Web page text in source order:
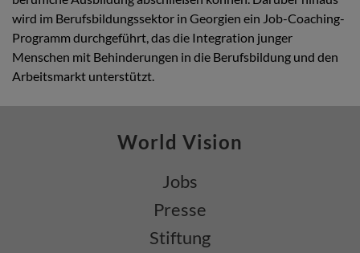
wird im Berufsbildungssektor in Georgien ein Job-Coaching-
Programm durchgeführt, das die Integration junger
Menschen mit Behinderungen in die Berufsbildung und den
Arbeitsmarkt unterstützt.
World Vision
Jobs
Presse
Stiftung